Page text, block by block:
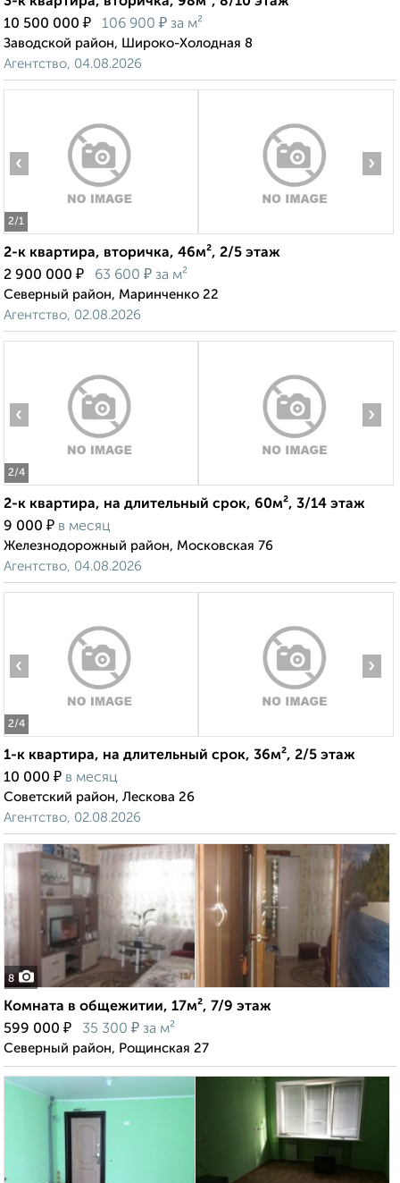
10 500 000 ₽ 106 900 ₽ за м²
Заводской район, Широко-Холодная 8
Агентство, 04.08.2026
2/1
‹ ›
2-к квартира, вторичка, 46м², 2/5 этаж
2 900 000 ₽ 63 600 ₽ за м²
Северный район, Маринченко 22
Агентство, 02.08.2026
2/4
‹ ›
2-к квартира, на длительный срок, 60м², 3/14 этаж
9 000 ₽ в месяц
Железнодорожный район, Московская 76
Агентство, 04.08.2026
2/4
‹ ›
1-к квартира, на длительный срок, 36м², 2/5 этаж
10 000 ₽ в месяц
Советский район, Лескова 26
Агентство, 02.08.2026
8
Комната в общежитии, 17м², 7/9 этаж
599 000 ₽ 35 300 ₽ за м²
Северный район, Рощинская 27